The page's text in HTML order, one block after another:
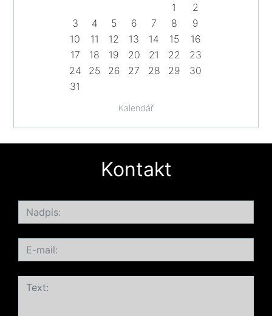
Kalendář
1
2
3
4 5 6 7 8
9
10
11 12 13 14 15
16
17
18 19 20 21 22
23
24
25 26 27 28 29
30
31
Kontakt